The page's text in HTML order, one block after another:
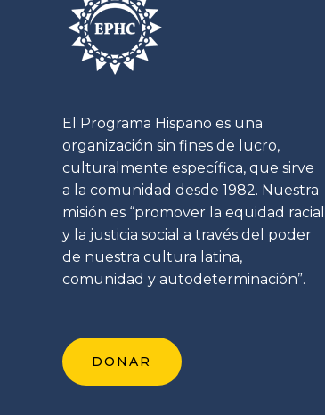
El Programa Hispano es una
organización sin fines de lucro,
culturalmente específica, que sirve
a la comunidad desde 1982. Nuestra
misión es “promover la equidad racial
y la justicia social a través del poder
de nuestra cultura latina,
comunidad y autodeterminación”.
DONAR